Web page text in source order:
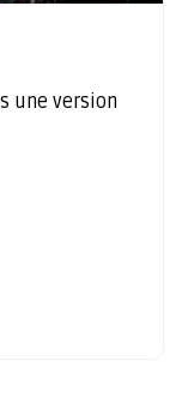
une version